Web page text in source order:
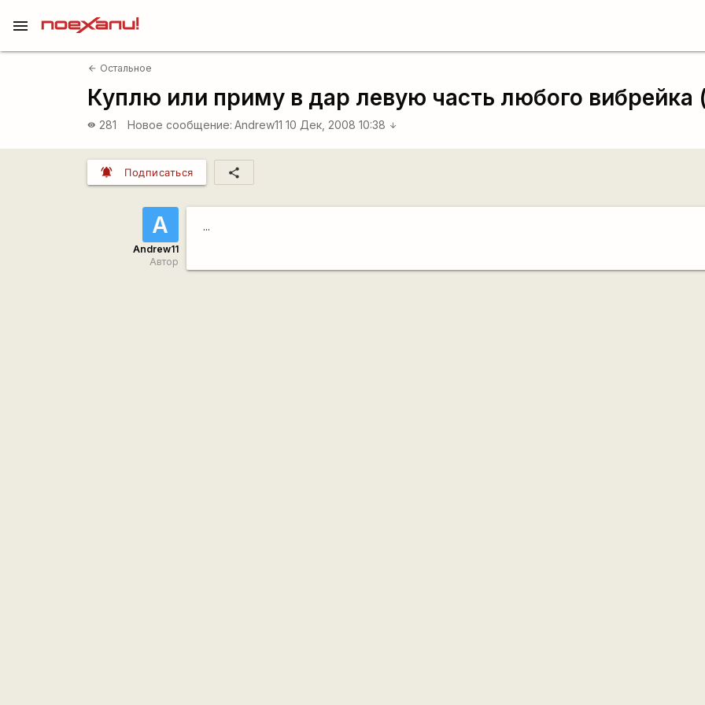
menu
arrow_back Остальное
Куплю или приму в дар левую часть любого вибрейка
visibility 281 Новое сообщение: Andrew11 10 Дек, 2008 10:38 arrow_downward
notifications_active Подписаться share
A
Andrew11
Автор
...